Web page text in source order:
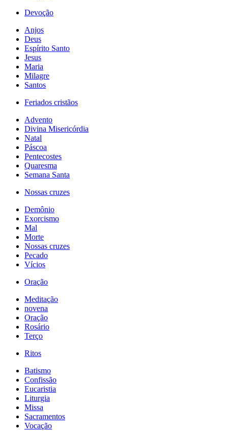
Devoção
Anjos
Deus
Espírito Santo
Jesus
Maria
Milagre
Santos
Feriados cristãos
Advento
Divina Misericórdia
Natal
Páscoa
Pentecostes
Quaresma
Semana Santa
Nossas cruzes
Demônio
Exorcismo
Mal
Morte
Nossas cruzes
Pecado
Vícios
Oração
Meditação
novena
Oração
Rosário
Terço
Ritos
Batismo
Confissão
Eucaristia
Liturgia
Missa
Sacramentos
Vocação